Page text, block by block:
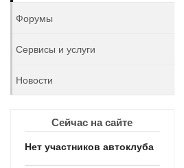
Форумы
Сервисы и услуги
Новости
Сейчас на сайте
Нет участников автоклуба